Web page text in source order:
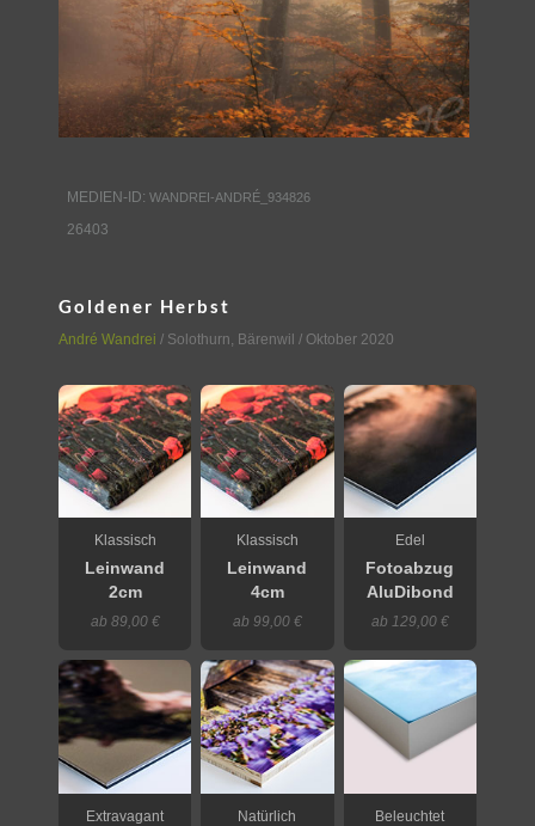
MEDIEN-ID: WANDREI-ANDRÉ_934826
26403
Goldener Herbst
André Wandrei / Solothurn, Bärenwil / Oktober 2020
Klassisch
Leinwand
2cm
ab 89,00 €
Klassisch
Leinwand
4cm
ab 99,00 €
Edel
Fotoabzug
AluDibond
ab 129,00 €
Extravagant Natürlich Beleuchtet